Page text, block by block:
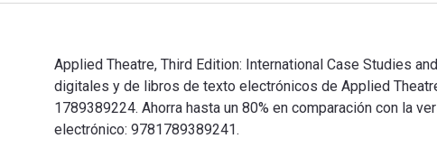
Applied Theatre, Third Edition: International Case Studies
digitales y de libros de texto electrónicos de Applied
1789389224. Ahorra hasta un 80% en comparación con la
electrónico: 9781789389241.